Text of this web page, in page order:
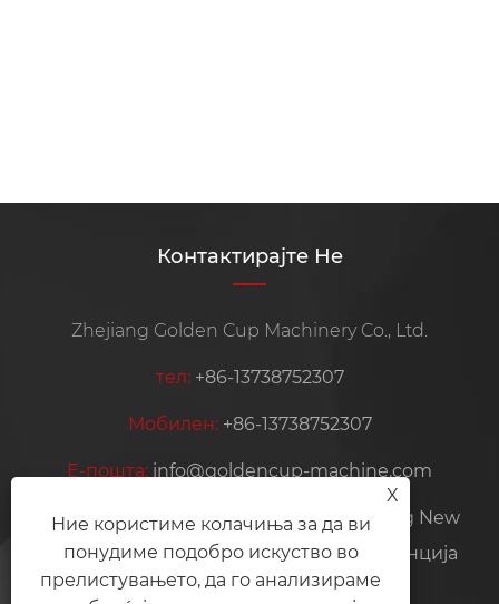
Контактирајте Не
Zhejiang Golden Cup Machinery Co., Ltd.
тел: +86-13738752307
Мобилен: +86-13738752307
Е-пошта: info@goldencup-machine.com
Адреса:NO.399, Jiangnan Avenu, Gexiang New
District, Ruian City, Wenzhou City, провинција
Жеџијанг, Кина
X
Ние користиме колачиња за да ви
понудиме подобро искуство во
прелистувањето, да го анализираме